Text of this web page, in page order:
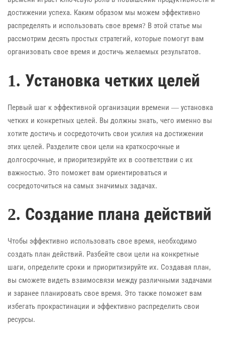
достижении успеха. Каким образом мы можем эффективно
распределять и использовать свое время? В этой статье мы
рассмотрим десять простых стратегий, которые помогут вам
организовать свое время и достичь желаемых результатов.
1. Установка четких целей
Первый шаг к эффективной организации времени — установка
четких и конкретных целей. Вы должны знать, чего именно вы
хотите достичь и сосредоточить свои усилия на достижении
этих целей. Разделите свои цели на краткосрочные и
долгосрочные, и приоритезируйте их в соответствии с их
важностью. Это поможет вам ориентироваться и
сосредоточиться на самых значимых задачах.
2. Создание плана действий
Чтобы эффективно использовать свое время, необходимо
создать план действий. Разбейте свои цели на конкретные
шаги, определите сроки и приоритизируйте их. Создавая план,
вы сможете видеть взаимосвязи между различными задачами
и заранее планировать свое время. Это также поможет вам
избегать прокрастинации и эффективно распределить свои
ресурсы.